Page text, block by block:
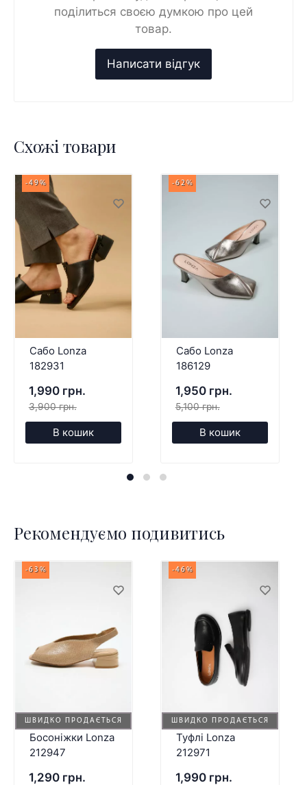
поділиться своєю думкою про цей
товар.
Схожі товари
-49%
Сабо Lonza
182931
1,990 грн.
3,900 грн.
В кошик
-62%
Сабо Lonza
186129
1,950 грн.
5,100 грн.
В кошик
Рекомендуємо подивитись
ШВИДКО ПРОДАЄТЬСЯ
-63%
Босоніжки Lonza
212947
1,290 грн.
ШВИДКО ПРОДАЄТЬСЯ
-46%
Туфлі Lonza
212971
1,990 грн.